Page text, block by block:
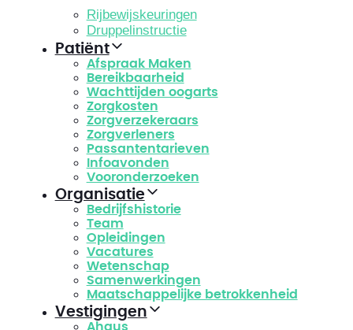
Rijbewijskeuringen
Druppelinstructie
Patiënt
Afspraak Maken
Bereikbaarheid
Wachttijden oogarts
Zorgkosten
Zorgverzekeraars
Zorgverleners
Passantentarieven
Infoavonden
Vooronderzoeken
Organisatie
Bedrijfshistorie
Team
Opleidingen
Vacatures
Wetenschap
Samenwerkingen
Maatschappelijke betrokkenheid
Vestigingen
Ahaus